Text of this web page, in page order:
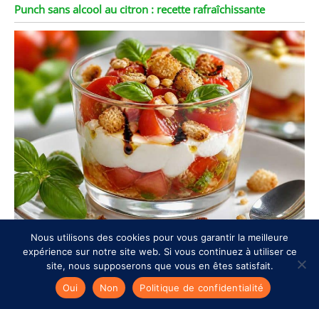
Punch sans alcool au citron : recette rafraîchissante
Verrines de tomates à la crème de mozzarella : recette
gourmande
Nous utilisons des cookies pour vous garantir la meilleure
expérience sur notre site web. Si vous continuez à utiliser ce
site, nous supposerons que vous en êtes satisfait.
Oui
Non Politique de confidentialité